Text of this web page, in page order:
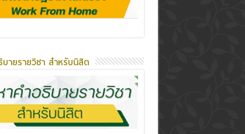
ายรายวิชา สำหรับนิสิต